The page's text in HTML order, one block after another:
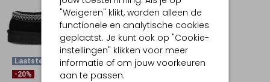
"Weigeren" klikt, worden alleen de
functionele en analytische cookies
geplaatst. Je kunt ook op "Cookie-
instellingen" klikken voor meer
informatie of om jouw voorkeuren
aan te passen.
Laatste Maten
-20%